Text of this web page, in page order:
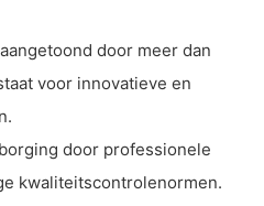
door meer dan
voor innovatieve en
door professionele
kwaliteitscontrolenormen.